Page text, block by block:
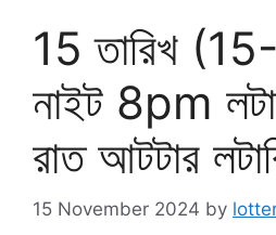
15 তারিখ
নাইট 8pm
রাত আটটার
15 November 2024 by